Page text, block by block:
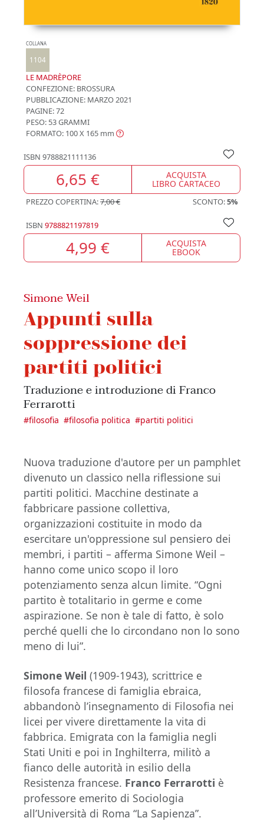
COLLANA
1104
LE MADRÈPORE
CONFEZIONE: BROSSURA
PUBBLICAZIONE: MARZO 2021
PAGINE: 72
PESO: 53 GRAMMI
FORMATO: 100 X 165 mm
ISBN 9788821111136
6,65 € ACQUISTA
LIBRO CARTACEO
PREZZO COPERTINA:7,00 € SCONTO:5%
ISBN 9788821197819
4,99 € ACQUISTA
EBOOK
Simone Weil
Appunti sulla
soppressione dei
partiti politici
Traduzione e introduzione di Franco
Ferrarotti
#filosofia #filosofia politica #partiti politici
Nuova traduzione d'autore per un pamphlet
divenuto un classico nella riflessione sui
partiti politici. Macchine destinate a
fabbricare passione collettiva,
organizzazioni costituite in modo da
esercitare un'oppressione sul pensiero dei
membri, i partiti – afferma Simone Weil –
hanno come unico scopo il loro
potenziamento senza alcun limite. “Ogni
partito è totalitario in germe e come
aspirazione. Se non è tale di fatto, è solo
perché quelli che lo circondano non lo sono
meno di lui”.
Simone Weil (1909-1943), scrittrice e
filosofa francese di famiglia ebraica,
abbandonò l’insegnamento di Filosofia nei
licei per vivere direttamente la vita di
fabbrica. Emigrata con la famiglia negli
Stati Uniti e poi in Inghilterra, militò a
fianco delle autorità in esilio della
Resistenza francese. Franco Ferrarotti è
professore emerito di Sociologia
all’Università di Roma “La Sapienza”.